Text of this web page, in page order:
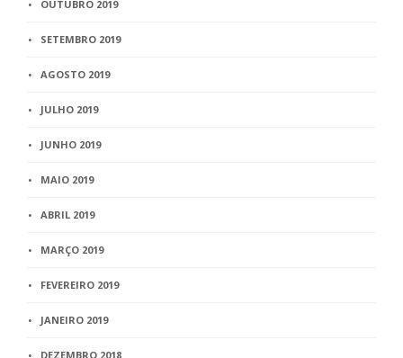
OUTUBRO 2019
SETEMBRO 2019
AGOSTO 2019
JULHO 2019
JUNHO 2019
MAIO 2019
ABRIL 2019
MARÇO 2019
FEVEREIRO 2019
JANEIRO 2019
DEZEMBRO 2018